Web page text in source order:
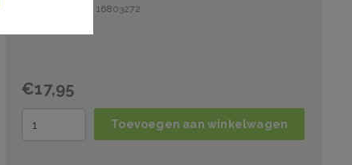
Artikelnummer: 16803272
€17,95
Toevoegen aan winkelwagen